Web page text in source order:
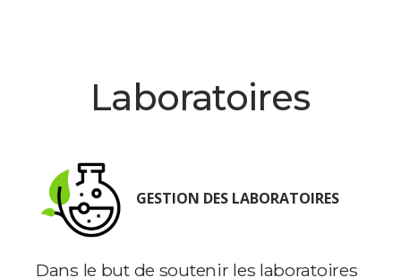
Laboratoires
GESTION DES LABORATOIRES
Dans le but de soutenir les laboratoires